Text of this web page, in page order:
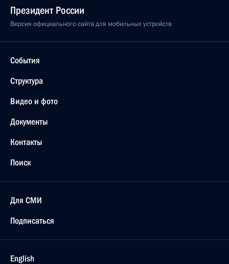
Президент России
Версия официального сайта для мобильных устройств
События
Структура
Видео и фото
Документы
Контакты
Поиск
Для СМИ
Подписаться
English